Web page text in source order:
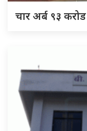
चार अर्ब ९३